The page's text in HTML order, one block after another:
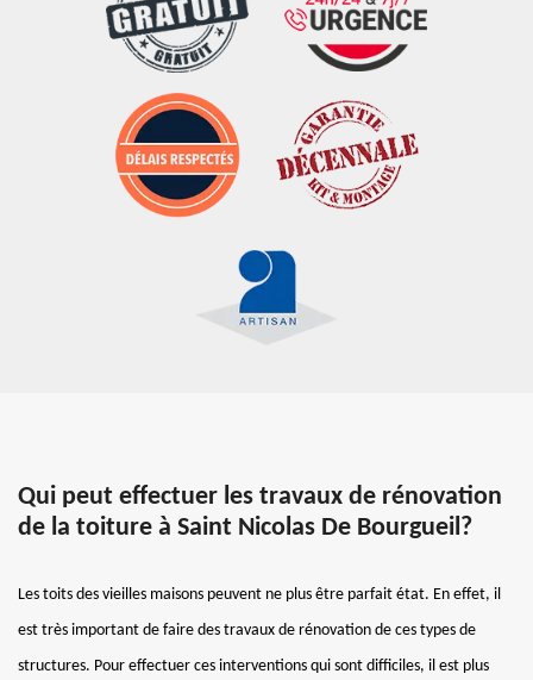
Qui peut effectuer les travaux de rénovation
de la toiture à Saint Nicolas De Bourgueil?
Les toits des vieilles maisons peuvent ne plus être parfait état. En effet, il
est très important de faire des travaux de rénovation de ces types de
structures. Pour effectuer ces interventions qui sont difficiles, il est plus